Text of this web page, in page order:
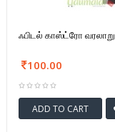
ஃபிடல் காஸ்ட்ரோ வரலாறு
100.00
ADD TO CART